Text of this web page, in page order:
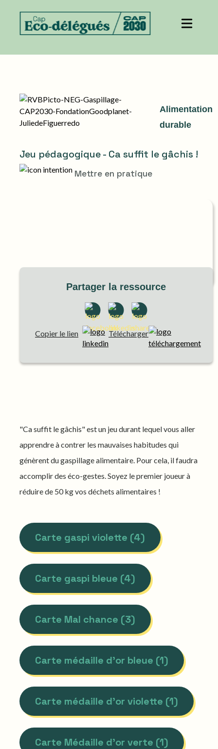
Alimentation
durable
Jeu pédagogique - Ca suffit le gâchis !
Mettre en pratique
Partager la ressource
Copier le lien Télécharger
"Ca suffit le gâchis" est un jeu durant lequel vous aller
apprendre à contrer les mauvaises habitudes qui
génèrent du gaspillage alimentaire. Pour cela, il faudra
accomplir des éco-gestes. Soyez le premier joueur à
réduire de 50 kg vos déchets alimentaires !
Carte gaspi violette (4)
Carte gaspi bleue (4)
Carte Mal chance (3)
Carte médaille d'or bleue (1)
Carte médaille d'or violette (1)
Carte Médaille d'or verte (1)